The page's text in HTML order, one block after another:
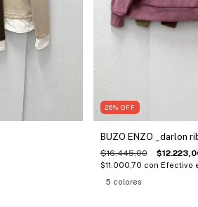
26% OFF
BUZO ENZO _darlon
$16.445,00
$11.000,70 con Efectivo
5 colores